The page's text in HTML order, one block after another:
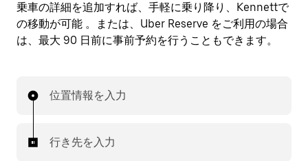
乗車の詳細を追加すれば、手軽に乗り降り、Kennettで
の移動が可能 。または、Uber Reserve をご利用の場合
は、最大 90 日前に事前予約を行うこともできます。
位置情報を入力
行き先を入力